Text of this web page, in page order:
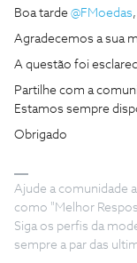
Boa tarde ​ @FMoedas,
Agradecemos a sua
A questão foi
Partilhe com a
Estamos sempre
Obrigado
Ajude a comunidade
como "Melhor
Siga os perfis da
sempre a par das